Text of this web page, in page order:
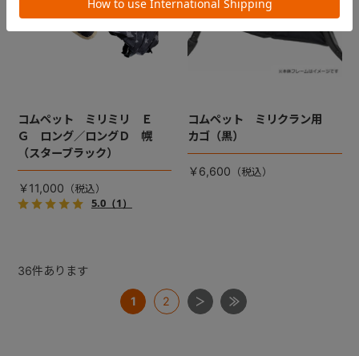
コムペット ミリミリ Ｅ
Ｇ ロング／ロングＤ 幌
（スターブラック）
￥11,000
5.0（1）
コムペット ミリクラン用
カゴ（黒）
￥6,600
36件あります
1 2